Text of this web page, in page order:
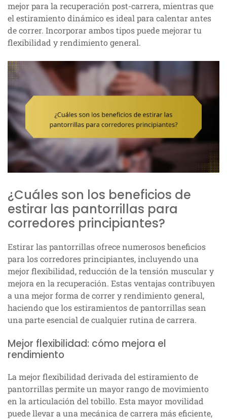
mejor para la recuperación post-carrera, mientras que
el estiramiento dinámico es ideal para calentar antes
de correr. Incorporar ambos tipos puede mejorar tu
flexibilidad y rendimiento general.
¿Cuáles son los beneficios de
estirar las pantorrillas para
corredores principiantes?
Estirar las pantorrillas ofrece numerosos beneficios
para los corredores principiantes, incluyendo una
mejor flexibilidad, reducción de la tensión muscular y
mejora en la recuperación. Estas ventajas contribuyen
a una mejor forma de correr y rendimiento general,
haciendo que los estiramientos de pantorrillas sean
una parte esencial de cualquier rutina de carrera.
Mejor flexibilidad: cómo mejora el
rendimiento
La mejor flexibilidad derivada del estiramiento de
pantorrillas permite un mayor rango de movimiento
en la articulación del tobillo. Esta mayor movilidad
puede llevar a una mecánica de carrera más eficiente,